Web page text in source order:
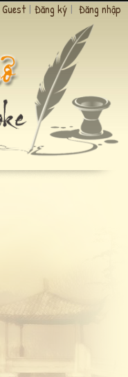
Guest | Đăng ký | Đăng nhập